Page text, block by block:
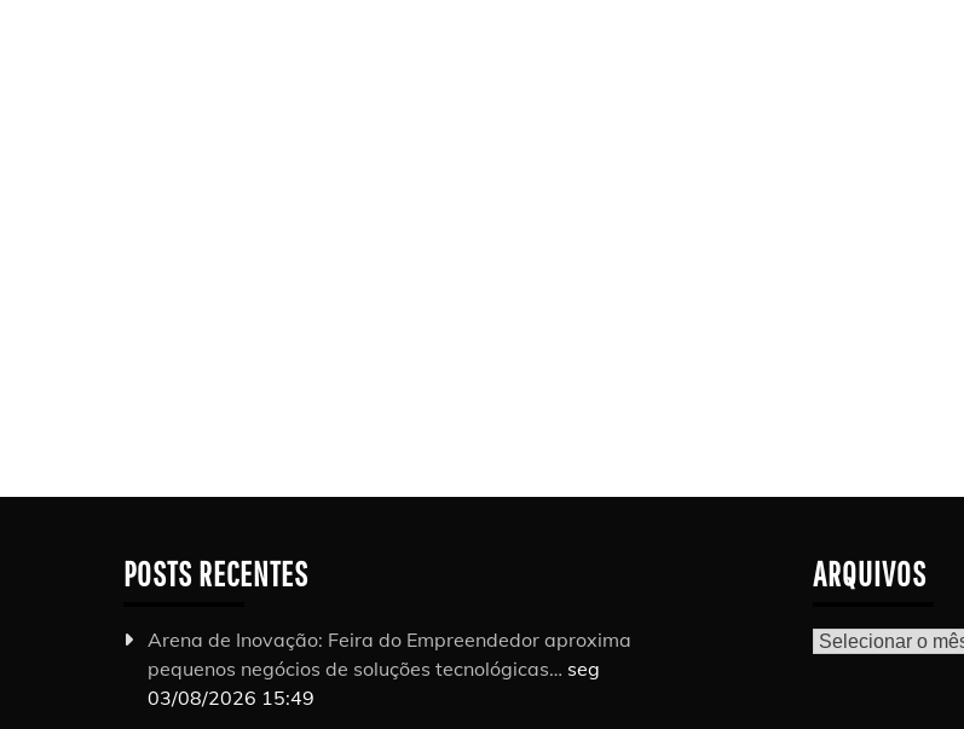
POSTS RECENTES
Arena de Inovação: Feira do Empreendedor aproxima
pequenos negócios de soluções tecnológicas… seg
03/08/2026 15:49
ARQUIVOS
Arquivos